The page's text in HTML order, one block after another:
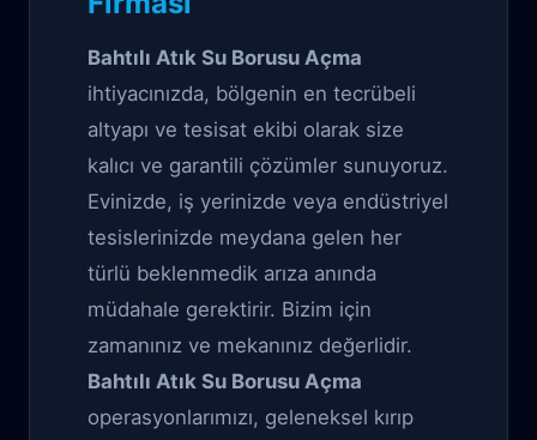
Borusu Açma
Bahtılı Atık Su Borusu Açma
ihtiyacınızda, bölgenin en tecrübeli
altyapı ve tesisat ekibi olarak size
kalıcı ve garantili çözümler sunuyoruz.
Evinizde, iş yerinizde veya endüstriyel
tesislerinizde meydana gelen her
türlü beklenmedik arıza anında
müdahale gerektirir. Bizim için
zamanınız ve mekanınız değerlidir.
Bahtılı Atık Su Borusu Açma
operasyonlarımızı, geleneksel kırıp